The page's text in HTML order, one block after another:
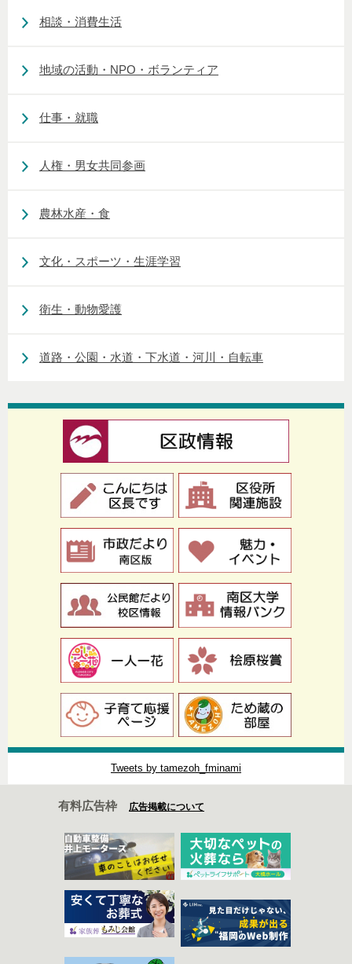
相談・消費生活
地域の活動・NPO・ボランティア
仕事・就職
人権・男女共同参画
農林水産・食
文化・スポーツ・生涯学習
衛生・動物愛護
道路・公園・水道・下水道・河川・自転車
Tweets by tamezoh_fminami
有料広告枠 広告掲載について